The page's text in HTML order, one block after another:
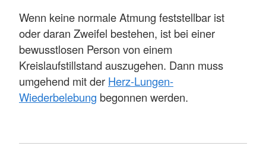
Wenn keine normale Atmung feststellbar ist
oder daran Zweifel bestehen, ist bei einer
bewusstlosen Person von einem
Kreislaufstillstand auszugehen. Dann muss
umgehend mit der Herz-Lungen-
Wiederbelebung begonnen werden.